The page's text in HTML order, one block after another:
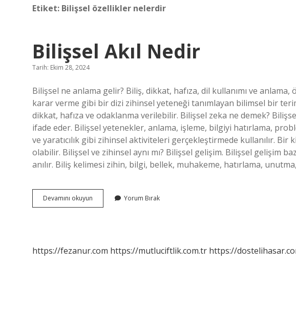
Etiket: Bilişsel özellikler nelerdir
Bilişsel Akıl Nedir
Tarih: Ekim 28, 2024
Bilişsel ne anlama gelir? Biliş, dikkat, hafıza, dil kullanımı ve
karar verme gibi bir dizi zihinsel yeteneği tanımlayan bilimsel bir
dikkat, hafıza ve odaklanma verilebilir. Bilişsel zeka ne demek?
ifade eder. Bilişsel yetenekler, anlama, işleme, bilgiyi hatırlama,
ve yaratıcılık gibi zihinsel aktiviteleri gerçekleştirmede kullanılır.
olabilir. Bilişsel ve zihinsel aynı mı? Bilişsel gelişim. Bilişsel gelişim
anılır. Biliş kelimesi zihin, bilgi, bellek, muhakeme, hatırlama,
Devamını okuyun
Akıl
Yorum Bırak
https://fezanur.com https://mutluciftlik.com.tr https://